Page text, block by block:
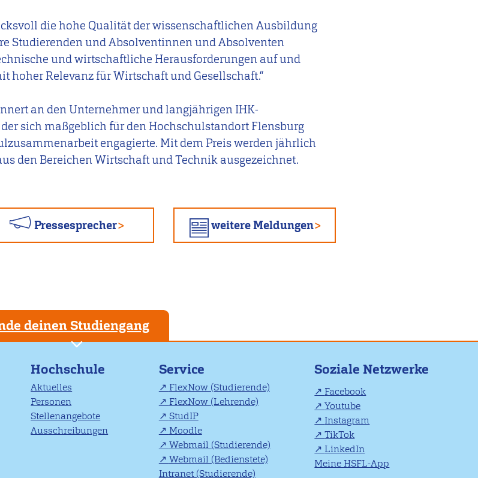
die hohe Qualität der wissenschaftlichen Ausbildung
Studierenden und Absolventinnen und Absolventen
und wirtschaftliche Herausforderungen auf und
hoher Relevanz für Wirtschaft und Gesellschaft.“
an den Unternehmer und langjährigen IHK-
sich maßgeblich für den Hochschulstandort Flensburg
engagierte. Mit dem Preis werden jährlich
den Bereichen Wirtschaft und Technik ausgezeichnet.
Pressesprecher weitere Meldungen
deinen Studiengang
Hochschule
Aktuelles
Personen
Stellenangebote
Ausschreibungen
Service
FlexNow (Studierende)
FlexNow (Lehrende)
StudIP
Moodle
Webmail (Studierende)
Webmail (Bedienstete)
Intranet (Studierende)
Soziale Netzwerke
Facebook
Youtube
Instagram
TikTok
LinkedIn
Meine HSFL-App